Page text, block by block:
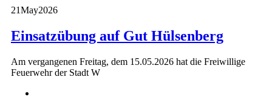
21May2026
Einsatzübung auf Gut Hülsenberg
Am vergangenen Freitag, dem 15.05.2026 hat die Freiwillige
Feuerwehr der Stadt W